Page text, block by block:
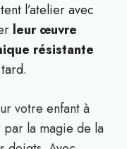
l’atelier avec
leur œuvre
résistante
votre enfant à
par la magie de la